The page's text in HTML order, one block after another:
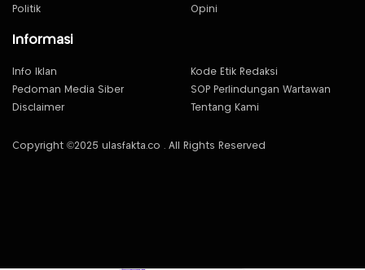
Politik
Opini
Informasi
Info Iklan
Kode Etik Redaksi
Pedoman Media Siber
SOP Perlindungan Wartawan
Disclaimer
Tentang Kami
Copyright ©2025 ulasfakta.co . All Rights Reserved